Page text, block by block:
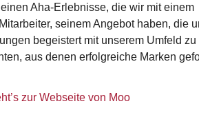
Aha-Erlebnisse, die wir mit einem
seinem Angebot haben, die
begeistert mit unserem Umfeld
aus denen erfolgreiche Marken
zur Webseite von Moo